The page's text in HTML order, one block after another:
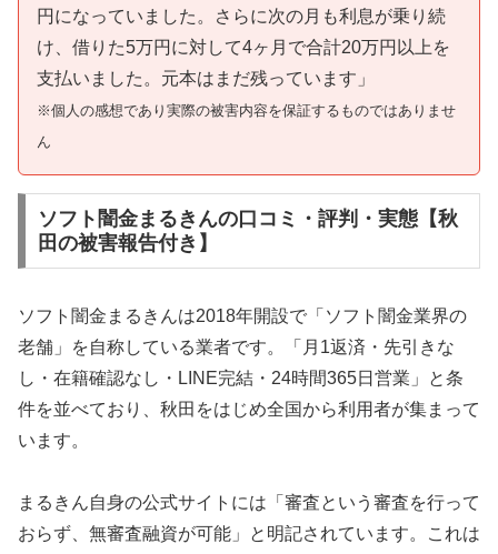
円になっていました。さらに次の月も利息が乗り続
け、借りた5万円に対して4ヶ月で合計20万円以上を
支払いました。元本はまだ残っています」
※個人の感想であり実際の被害内容を保証するものではありませ
ん
ソフト闇金まるきんの口コミ・評判・実態【秋
田の被害報告付き】
ソフト闇金まるきんは2018年開設で「ソフト闇金業界の
老舗」を自称している業者です。「月1返済・先引きな
し・在籍確認なし・LINE完結・24時間365日営業」と条
件を並べており、秋田をはじめ全国から利用者が集まって
います。
まるきん自身の公式サイトには「審査という審査を行って
おらず、無審査融資が可能」と明記されています。これは